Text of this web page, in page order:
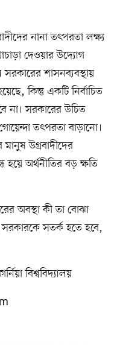
নানা তৎপরতা লক্ষ্য
দেওয়ার উদ্যোগ
সরকারের শাসনব্যবস্থায়
কিন্তু একটি নির্বাচিত
না। সরকারের উচিত
তৎপরতা বাড়ানো।
মানুষ উগ্রবাদীদের
হয়ে অর্থনীতির বড় ক্ষতি
অবস্থা কী তা বোঝা
সতর্ক হতে হবে,
বিশ্ববিদ্যালয়